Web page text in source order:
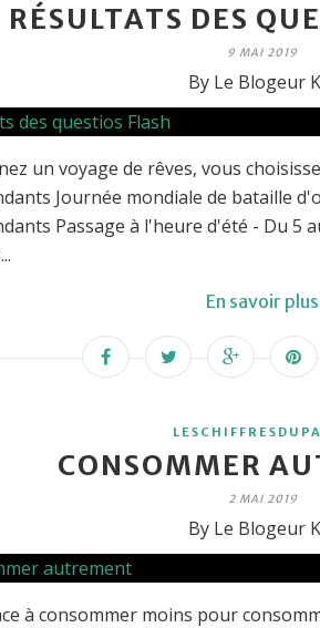
RÉSULTATS DES
9 MAI 2019
By Le Blogeur
un voyage de rêves, vous
Journée mondiale de bataille
Passage à l'heure d'été - Du 5
En savoir plus
CONSOMMER
2 MAI 2019
By Le Blogeur
à consommer moins pour